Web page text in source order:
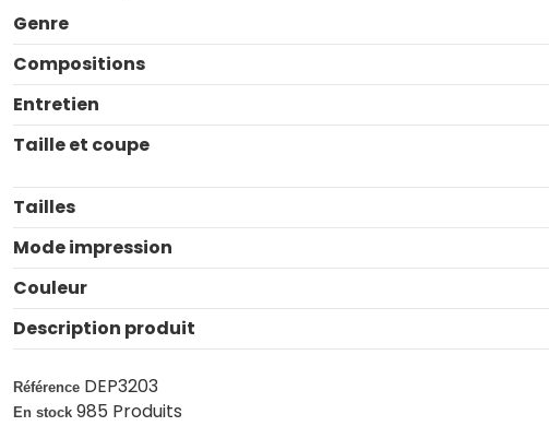
Genre
Compositions
Entretien
Taille et coupe
Tailles
Mode impression
Couleur
Description produit
Référence DEP3203
En stock 985 Produits